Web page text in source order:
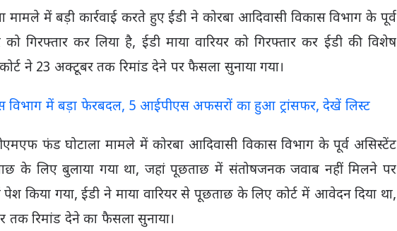
में बड़ी कार्रवाई करते हुए ईडी ने कोरबा आदिवासी विकास विभाग के पूर्व
को गिरफ्तार कर लिया है, ईडी माया वारियर को गिरफ्तार कर ईडी की विशेष
ने 23 अक्टूबर तक रिमांड देने पर फैसला सुनाया गया।
में बड़ा फेरबदल, 5 आईपीएस अफसरों का हुआ ट्रांसफर, देखें लिस्ट
फंड घोटाला मामले में कोरबा आदिवासी विकास विभाग के पूर्व असिस्टेंट
के लिए बुलाया गया था, जहां पूछताछ में संतोषजनक जवाब नहीं मिलने पर
पेश किया गया, ईडी ने माया वारियर से पूछताछ के लिए कोर्ट में आवेदन दिया था,
तक रिमांड देने का फैसला सुनाया।